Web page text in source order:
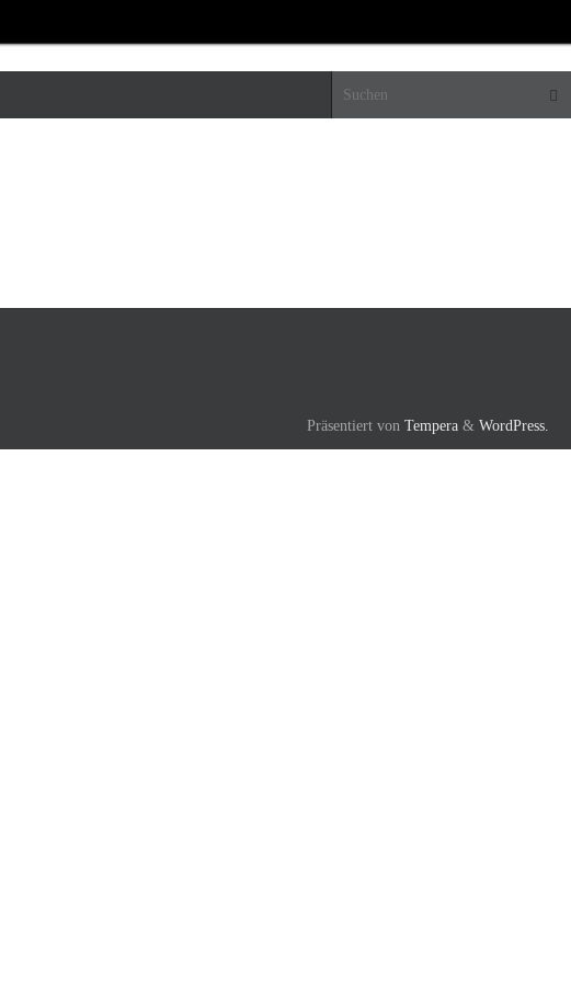
Präsentiert von Tempera & WordPress.